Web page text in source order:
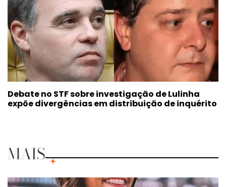
Debate no STF sobre investigação de Lulinha
expõe divergências em distribuição de inquérito
MAIS